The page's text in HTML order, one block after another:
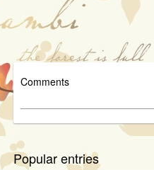
Comments
Popular entries